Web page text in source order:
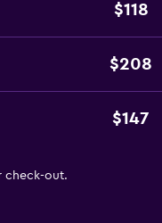
$118
$208
$147
check-out.